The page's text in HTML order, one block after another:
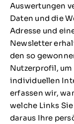
Auswertungen
Daten und die
Adresse und
Newsletter
den so
Nutzerprofil,
individuellen
erfassen wir,
welche Links
daraus Ihre